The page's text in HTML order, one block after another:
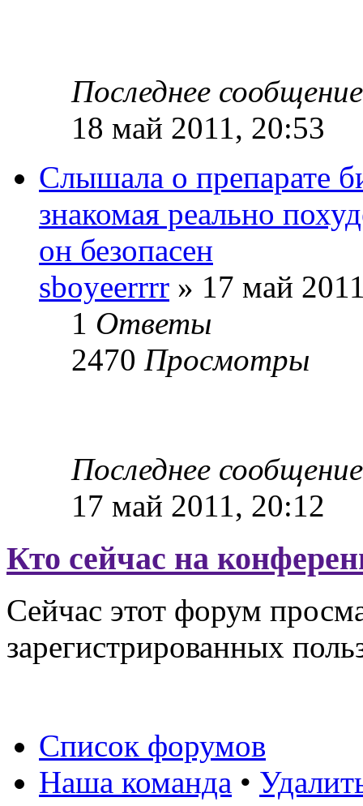
Последнее
18 май 2011, 20:53
Слышала о препарате
знакомая реально
он безопасен
sboyeerrrr » 17 май
1 Ответы
2470 Просмотры
Последнее
17 май 2011, 20:12
Кто сейчас на
Сейчас этот форум
зарегистрированных
Список форумов
Наша команда •